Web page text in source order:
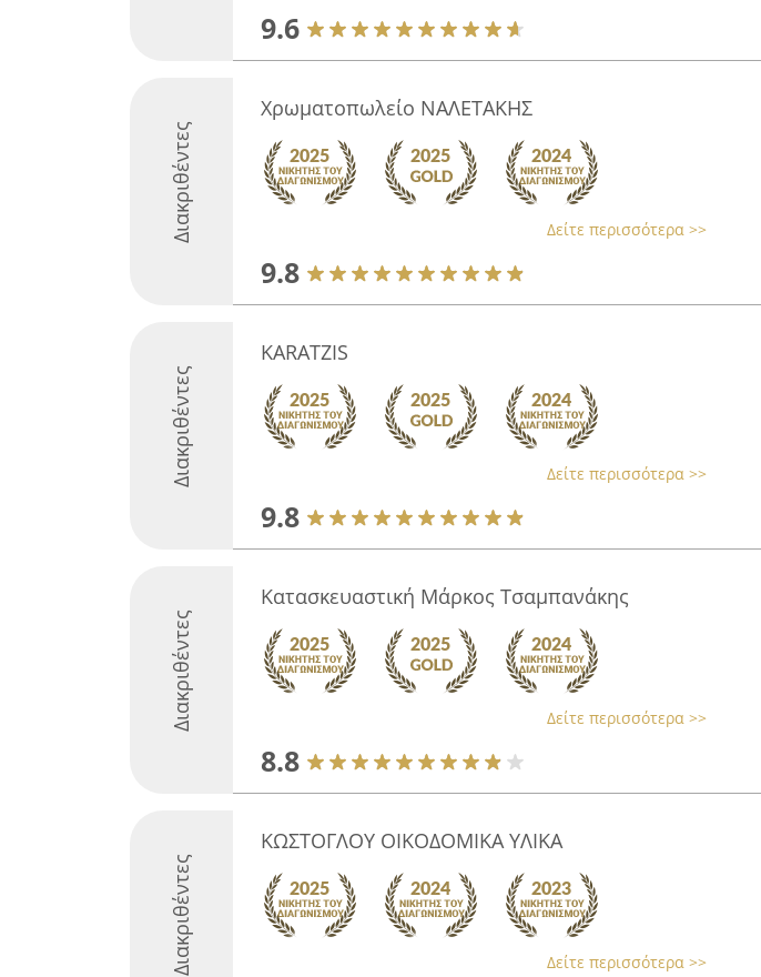
9.6
Διακριθέντες
Χρωματοπωλείο ΝΑΛΕΤΑΚΗΣ
Δείτε περισσότερα >>
9.8
Διακριθέντες
KARATZIS
Δείτε περισσότερα >>
9.8
Διακριθέντες
Κατασκευαστική Μάρκος Τσαμπανάκης
Δείτε περισσότερα >>
8.8
Διακριθέντες
ΚΩΣΤΟΓΛΟΥ ΟΙΚΟΔΟΜΙΚΑ ΥΛΙΚΑ
Δείτε περισσότερα >>